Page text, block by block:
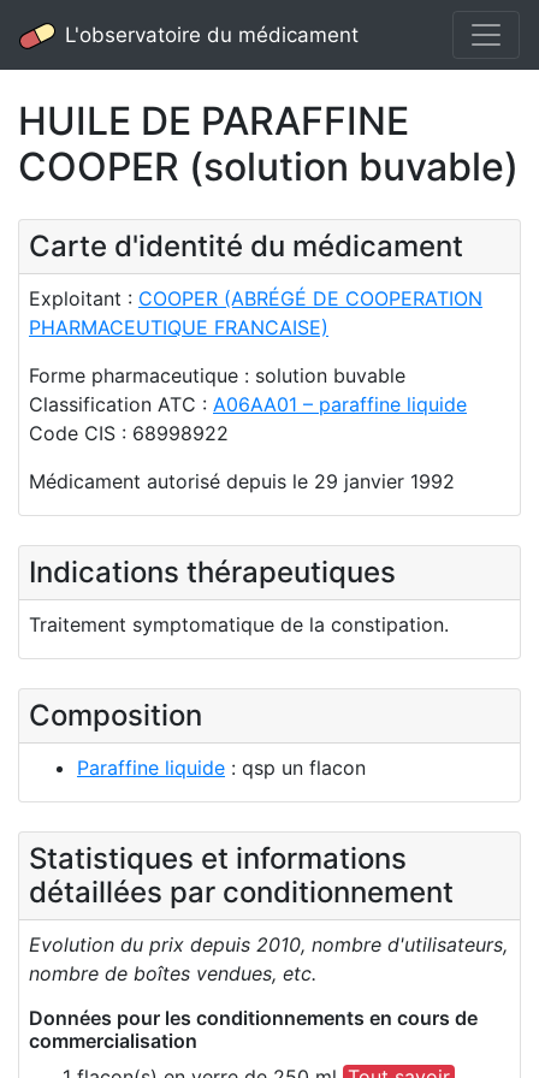
L'observatoire du médicament
HUILE DE PARAFFINE
COOPER (solution buvable)
Carte d'identité du médicament
Exploitant : COOPER (ABRÉGÉ DE COOPERATION
PHARMACEUTIQUE FRANCAISE)
Forme pharmaceutique : solution buvable
Classification ATC : A06AA01 – paraffine liquide
Code CIS : 68998922
Médicament autorisé depuis le 29 janvier 1992
Indications thérapeutiques
Traitement symptomatique de la constipation.
Composition
Paraffine liquide : qsp un flacon
Statistiques et informations
détaillées par conditionnement
Evolution du prix depuis 2010, nombre d'utilisateurs,
nombre de boîtes vendues, etc.
Données pour les conditionnements en cours de
commercialisation